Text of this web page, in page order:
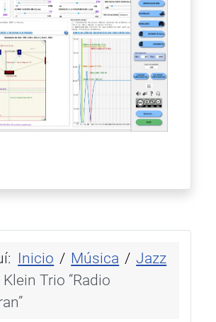
Inicio Música
Jazz
Trio “Radio